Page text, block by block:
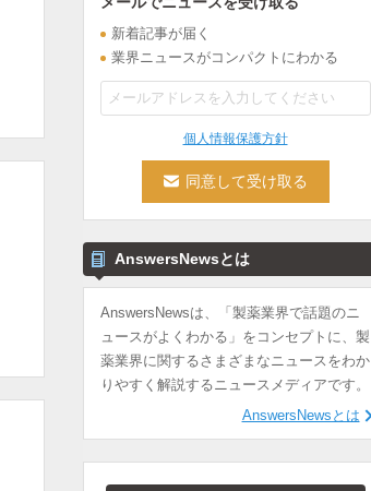
新着記事が届く
業界ニュースがコンパクトにわかる
個人情報保護方針
AnswersNewsとは
AnswersNewsは、「製薬業界で話題のニ
ュースがよくわかる」をコンセプトに、製
薬業界に関するさまざまなニュースをわか
りやすく解説するニュースメディアです。
AnswersNewsとは